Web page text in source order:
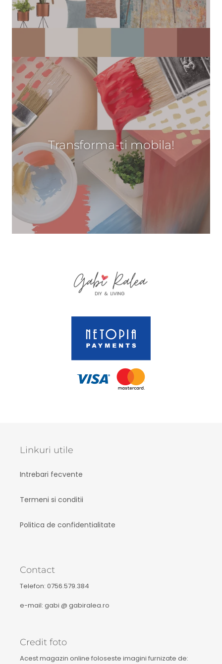
Transforma-ti mobila!
Linkuri utile
Intrebari fecvente
Termeni si conditii
Politica de confidentialitate
Contact
Telefon: 0756.579.384
e-mail: gabi @ gabiralea.ro
Credit foto
Acest magazin online foloseste imagini furnizate de: